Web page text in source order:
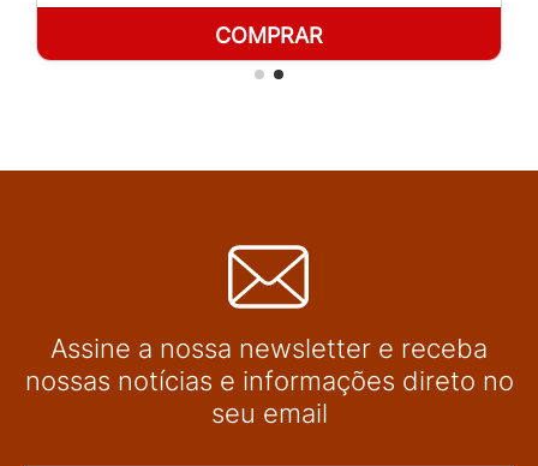
COMPRAR
Assine a nossa newsletter e receba
nossas notícias e informações direto no
seu email